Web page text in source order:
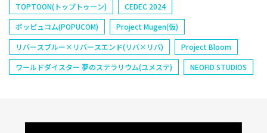
TOPTOON(トップトゥーン)
CEDEC 2024
ポッピュコム(POPUCOM)
Project Mugen(仮)
リバースブルー×リバースエンド(リバ×リバ)
Project Bloom
ワールドダイスター 夢のステラリウム(ユメステ)
NEOFID STUDIOS